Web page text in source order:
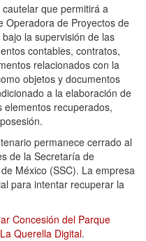
que permitirá a
Operadora de Proyectos de
la supervisión de las
contables, contratos,
relacionados con la
objetos y documentos
a la elaboración de
elementos recuperados,
permanece cerrado al
de la Secretaría de
México (SSC). La empresa
para intentar recuperar la
Concesión del Parque
La Querella Digital.